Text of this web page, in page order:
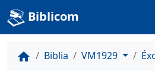
Biblicom
home Biblia VM1929